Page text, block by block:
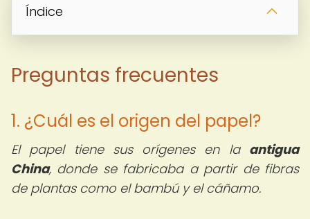
Índice
Preguntas frecuentes
1. ¿Cuál es el origen del papel?
El papel tiene sus orígenes en la antigua
China, donde se fabricaba a partir de fibras
de plantas como el bambú y el cáñamo.